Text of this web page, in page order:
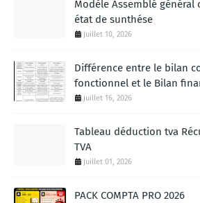
Modèle Assemblé
état de sunthése
juillet 10, 2026
Différence entre le bilan
fonctionnel et le Bilan
juillet 16, 2026
Tableau déduction tva
TVA
juillet 01, 2026
PACK COMPTA PRO 2026